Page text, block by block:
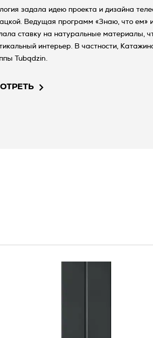
задала идею проекта и дизайна
Ведущая программ «Знаю, что ем»
ставку на натуральные материалы,
интерьер. В частности,
Tubądzin.